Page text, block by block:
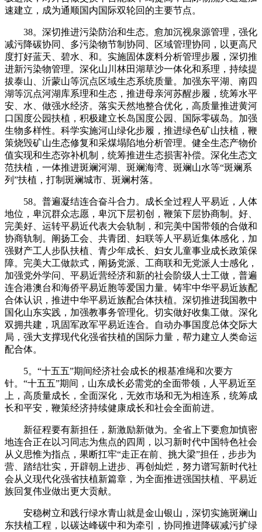
速建立，成为通顺国内国际双轮回的主要节点。
38。深切推进污染防治和生态。愈加沉视泉源管理，强化
减污降碳协同、多污染物节制协同、区域管理协同，以更高尺
度打好蓝天、碧水、和。实施固体废料分析管理步履，深切推
进新污染物管理。深化山川林田湖草沙一体化和系理，持续提
拔泰山、沂蒙山等沉点区域生态系统质量。加强东平湖、南四
湖等沉点河湖库系理和生态，推进母亲河苏醒步履，统筹水平
安、水、做强水经济。落实天然地整合优化，高质量推进黄河
口国度公园扶植，积极建立长岛国度公园、国际零碳岛。加强
生物多样性。科学实施河山绿化步履，推进绿色矿山扶植，鞭
策烧毁矿山生态修复和采煤塌陷地分析管理。健全生态产物价
值实现和生态弥补机制，统筹推进生态损害补偿。深化生态文
范扶植，一体推进斑斓河湖、斑斓海湾、斑斓山水等“斑斓系
列”扶植，打制斑斓城市、斑斓村落。
58。普遍凝结连合奋斗合力。成长全过程人平易近，人体
地位，卑沉群众志愿，卑沉下层初创，鞭策下层协商制。好、
完美好、运转平易近代表大会轨制，和完美中国带领的合做和
协商轨制。阐扬工会、共青团、妇联等人平易近集体感化，加
强财产工人步队扶植、青少年成长、妇女儿童事业成长政策保
障。完美大工做款式，阐扬党派、工商联和无党派人士感化，
加强党外学问、平易近营经济和新的社会阶级人士工做，普遍
连合港澳台和海侨平易近胞等爱国力量。铸牢中华平易近族配
合体认识，推进中华平易近族配合体扶植。深切推进我国教中
国化山东实践，加强教事务管理化。切实做好收集工做。深化
双拥共建，巩固军政军平易近连合。自动办事国度总体交际大
局，强大支撑现代化强省扶植的国际力量，帮力建立人类命运
配合体。
5。“十五五”期间经济社会成长的根基准绳和次要方
针。“十五五”期间，山东成长必需党的全面带领，人平易近至
上，高质量成长，全面深化，无效市场和无为相连系，统筹成
长和平安，鞭策经济持续健康成长和社会全面前进。
新征程要有新担任，新激励新做为。全省上下要愈加慎密
地连合正在以习同志为焦点的四周，以习新时代中国特色社会
从义思惟为指点，果断扛牢“走正在前、挑大梁”担任，步步为
营、踏结壮实，开辟朝上进步、再创灿烂，努力谱写新时代社
会从义现代化强省扶植新篇章，为全面推进强国扶植、平易近
族回复伟业做出更大贡献。
安稳树立和践行绿水青山就是金山银山，深切实施斑斓山
东扶植工程，以碳达峰碳中和为牵引，协同推进降碳减污扩绿